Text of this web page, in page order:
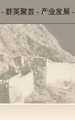
- 群英聚首 - 产业发展 -